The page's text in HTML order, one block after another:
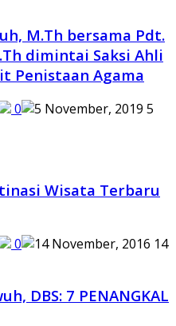
M.Th bersama Pdt.
dimintai Saksi Ahli
Penistaan Agama
0
5
Wisata Terbaru
0
14
DBS: 7 PENANGKAL